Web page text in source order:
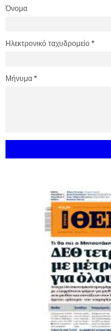
Όνομα
Ηλεκτρονικό ταχυδρομείο *
Μήνυμα *